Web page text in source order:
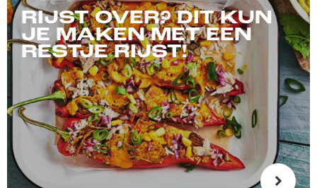
RIJST OVER? DIT KUN
JE MAKEN MET EEN
RESTJE RIJST!